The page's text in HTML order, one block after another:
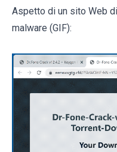
Aspetto di un sito Web
malware (GIF):